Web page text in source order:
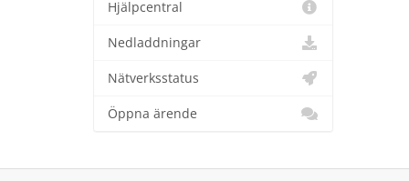
Hjälpcentral
Nedladdningar
Nätverksstatus
Öppna ärende